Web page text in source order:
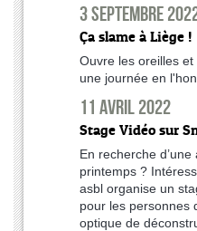
3 septembre
Ça slame à Liège !
Ouvre les oreilles
une journée en
11 avril 2022
Stage Vidéo sur
En recherche
printemps ?
asbl organise un
pour les personnes
optique de